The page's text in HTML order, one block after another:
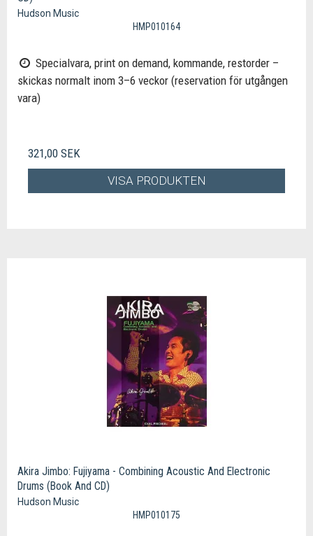
Hudson Music
HMP010164
Specialvara, print on demand, kommande, restorder –
skickas normalt inom 3–6 veckor (reservation för utgången
vara)
321,00 SEK
VISA PRODUKTEN
Akira Jimbo: Fujiyama - Combining Acoustic And Electronic
Drums (Book And CD)
Hudson Music
HMP010175